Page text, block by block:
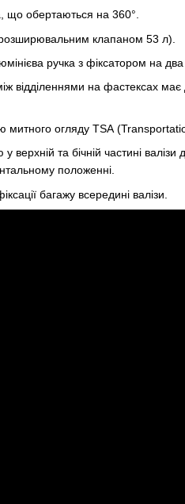
що обертаються на 360°.
клапаном 53 л).
ручка з фіксатором на
відділеннями на фастексах
митного огляду TSA
верхній та бічній частині
положенні.
багажу всередині валізи.